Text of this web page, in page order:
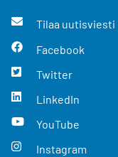
Tilaa uutisviesti
Facebook
Twitter
LinkedIn
YouTube
Instagram